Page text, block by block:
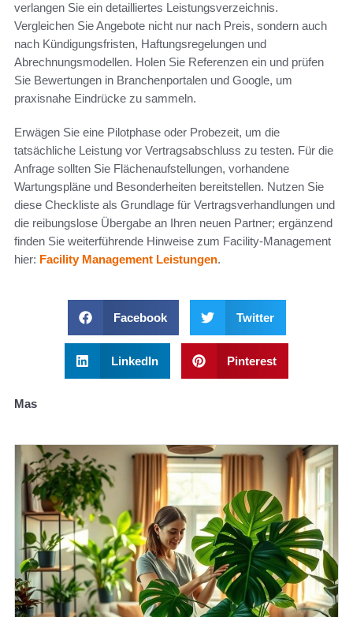
verlangen Sie ein detailliertes Leistungsverzeichnis.
Vergleichen Sie Angebote nicht nur nach Preis, sondern auch
nach Kündigungsfristen, Haftungsregelungen und
Abrechnungsmodellen. Holen Sie Referenzen ein und prüfen
Sie Bewertungen in Branchenportalen und Google, um
praxisnahe Eindrücke zu sammeln.
Erwägen Sie eine Pilotphase oder Probezeit, um die
tatsächliche Leistung vor Vertragsabschluss zu testen. Für die
Anfrage sollten Sie Flächenaufstellungen, vorhandene
Wartungspläne und Besonderheiten bereitstellen. Nutzen Sie
diese Checkliste als Grundlage für Vertragsverhandlungen und
die reibungslose Übergabe an Ihren neuen Partner; ergänzend
finden Sie weiterführende Hinweise zum Facility-Management
hier: Facility Management Leistungen.
Facebook Twitter
LinkedIn Pinterest
Mas